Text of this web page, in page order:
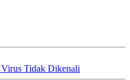
Tidak Dikenali